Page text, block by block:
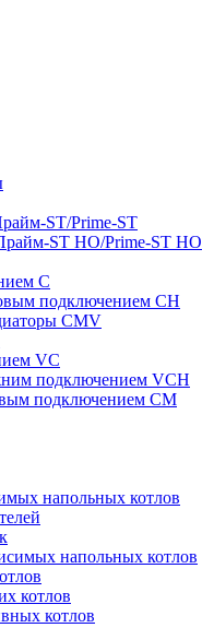
ST/Prime-ST
ST HO/Prime-ST HO
C
подключением CH
CMV
VC
подключением VCH
подключением CM
напольных котлов
напольных котлов
котлов
котлов